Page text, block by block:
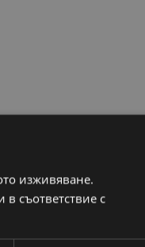
изживяване.
в съответствие с